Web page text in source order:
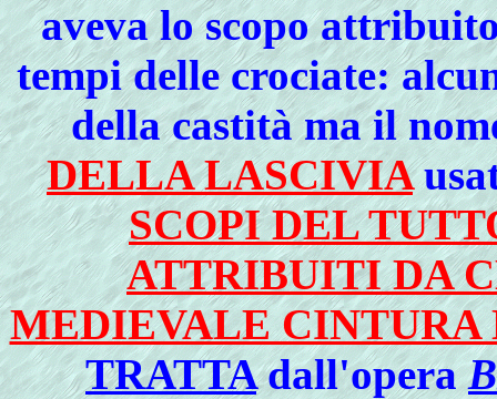
aveva lo scopo
tempi delle crociate:
della castità ma il
DELLA LASCIVIA
SCOPI DEL
ATTRIBUITI DA
MEDIEVALE CINTURA
TRATTAdall'opera